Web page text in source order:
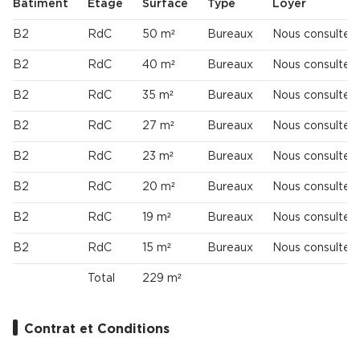
Bâtiment Étage Surface Type Loyer
B2 RdC 50 m² Bureaux Nous consulter
B2 RdC 40 m² Bureaux Nous consulter
B2 RdC 35 m² Bureaux Nous consulter
B2 RdC 27 m² Bureaux Nous consulter
B2 RdC 23 m² Bureaux Nous consulter
B2 RdC 20 m² Bureaux Nous consulter
B2 RdC 19 m² Bureaux Nous consulter
B2 RdC 15 m² Bureaux Nous consulter
Total 229 m²
Contrat et Conditions